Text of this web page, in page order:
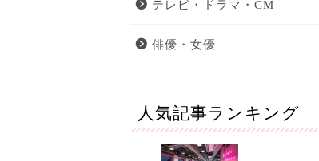
テレビ・ドラマ・CM
俳優・女優
人気記事ランキング